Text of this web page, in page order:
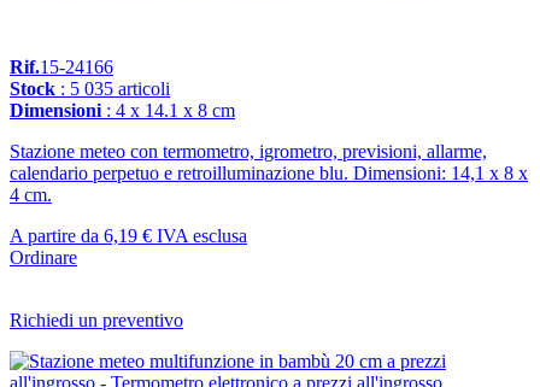
Rif.15-24166
Stock : 5 035 articoli
Dimensioni : 4 x 14.1 x 8 cm
Stazione meteo con termometro, igrometro, previsioni, allarme,
calendario perpetuo e retroilluminazione blu. Dimensioni: 14,1 x 8 x
4 cm.
A partire da 6,19 € IVA esclusa
Ordinare
Richiedi un preventivo